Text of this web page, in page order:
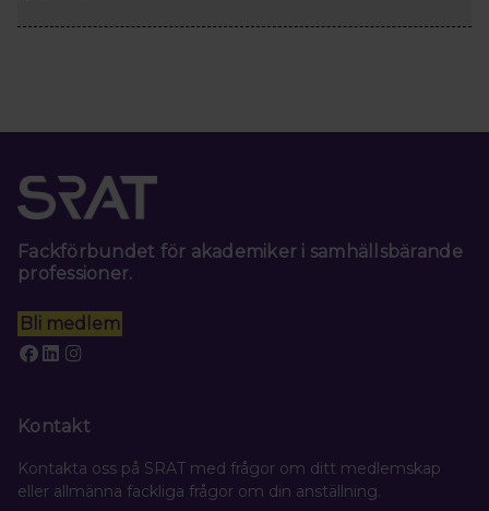
Fackförbundet för akademiker i samhällsbärande
professioner.
Bli medlem
Kontakt
Kontakta oss på SRAT med frågor om ditt medlemskap
eller allmänna fackliga frågor om din anställning.